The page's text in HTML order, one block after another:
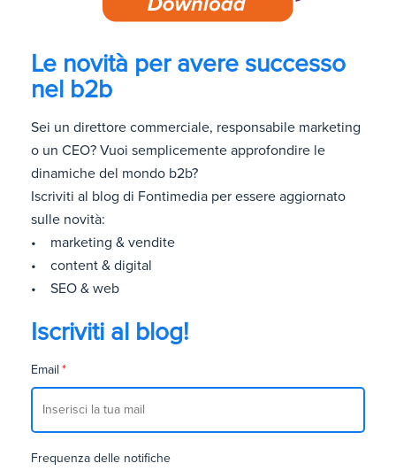
Le novità per avere successo
nel b2b
Sei un direttore commerciale, responsabile marketing
o un CEO? Vuoi semplicemente approfondire le
dinamiche del mondo b2b?
Iscriviti al blog di Fontimedia per essere aggiornato
sulle novità:
• marketing & vendite
• content & digital
• SEO & web
Iscriviti al blog!
Email *
Frequenza delle notifiche